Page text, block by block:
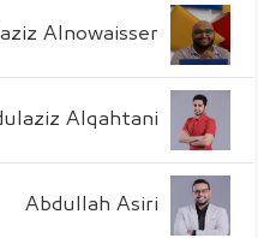
Alnowaisser
Alqahtani
Abdullah Asiri